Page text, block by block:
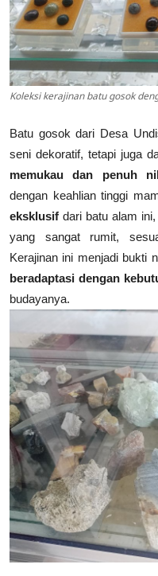
Koleksi kerajinan batu gosok
Batu gosok dari Desa
seni dekoratif, tetapi juga
memukau dan penuh
dengan keahlian tinggi
eksklusif dari batu alam
yang sangat rumit,
Kerajinan ini menjadi bukti
beradaptasi dengan
budayanya.